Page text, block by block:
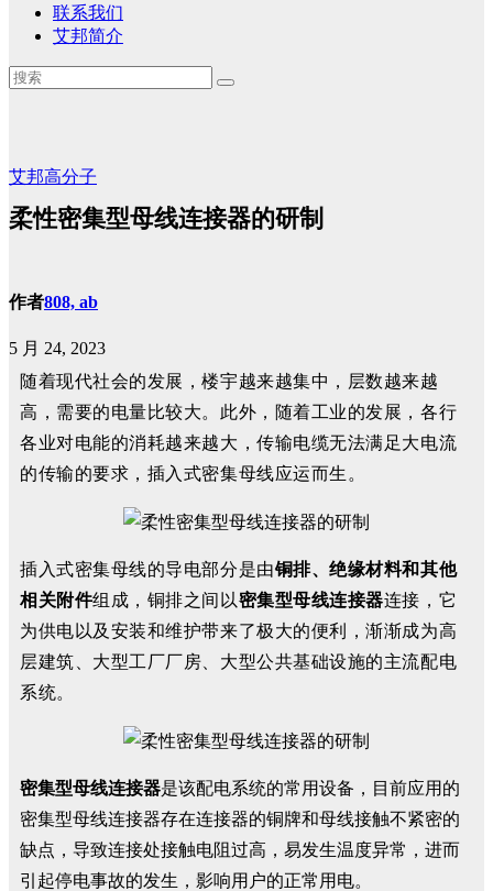
联系我们
艾邦简介
艾邦高分子
柔性密集型母线连接器的研制
作者808, ab
5 月 24, 2023
随着现代社会的发展，楼宇越来越集中，层数越来越
高，需要的电量比较大。 此外，随着工业的发展，各行
各业对电能的消耗越来越大，传输电缆无法满足大电流
的传输的要求，插入式密集母线应运而生。
插入式密集母线的导电部分是由铜排、绝缘材料和其他
相关附件组成，铜排之间以密集型母线连接器连接，它
为供电以及安装和维护带来了极大的便利，渐渐成为高
层建筑、大型工厂厂房、大型公共基础设施的主流配电
系统。
密集型母线连接器是该配电系统的常用设备，目前应用的
密集型母线连接器存在连接器的铜牌和母线接触不紧密的
缺点，导致连接处接触电阻过高，易发生温度异常，进而
引起停电事故的发生，影响用户的正常用电。